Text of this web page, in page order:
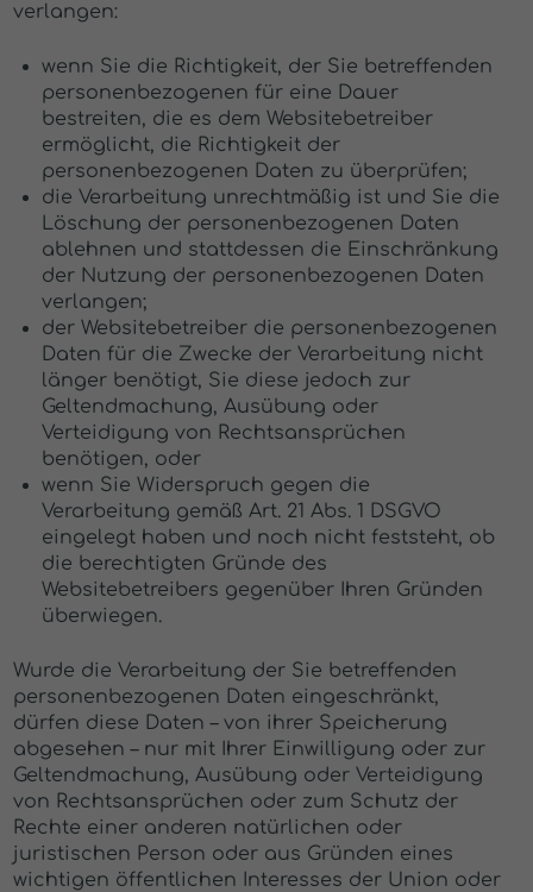
verlangen:
wenn Sie die Richtigkeit, der Sie betreffenden
personenbezogenen für eine Dauer
bestreiten, die es dem Websitebetreiber
ermöglicht, die Richtigkeit der
personenbezogenen Daten zu überprüfen;
die Verarbeitung unrechtmäßig ist und Sie die
Löschung der personenbezogenen Daten
ablehnen und stattdessen die Einschränkung
der Nutzung der personenbezogenen Daten
verlangen;
der Websitebetreiber die personenbezogenen
Daten für die Zwecke der Verarbeitung nicht
länger benötigt, Sie diese jedoch zur
Geltendmachung, Ausübung oder
Verteidigung von Rechtsansprüchen
benötigen, oder
wenn Sie Widerspruch gegen die
Verarbeitung gemäß Art. 21 Abs. 1 DSGVO
eingelegt haben und noch nicht feststeht, ob
die berechtigten Gründe des
Websitebetreibers gegenüber Ihren Gründen
überwiegen.
Wurde die Verarbeitung der Sie betreffenden
personenbezogenen Daten eingeschränkt,
dürfen diese Daten – von ihrer Speicherung
abgesehen – nur mit Ihrer Einwilligung oder zur
Geltendmachung, Ausübung oder Verteidigung
von Rechtsansprüchen oder zum Schutz der
Rechte einer anderen natürlichen oder
juristischen Person oder aus Gründen eines
wichtigen öffentlichen Interesses der Union oder